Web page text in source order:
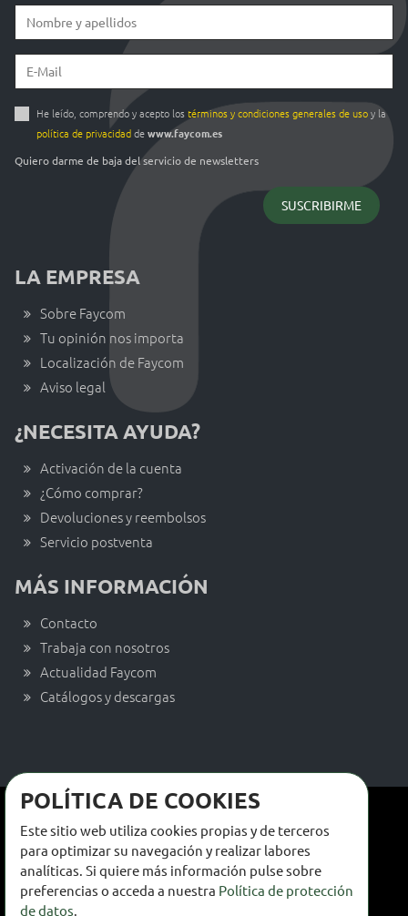
He leído, comprendo y acepto los términos y condiciones generales de usoy la
política de privacidaddewww.faycom.es
Quiero darme de baja del servicio de newsletters
LA EMPRESA
Sobre Faycom
Tu opinión nos importa
Localización de Faycom
Aviso legal
¿NECESITA AYUDA?
Activación de la cuenta
¿Cómo comprar?
Devoluciones y reembolsos
Servicio postventa
MÁS INFORMACIÓN
Contacto
Trabaja con nosotros
Actualidad Faycom
Catálogos y descargas
Términos y condiciones de uso
Política de privacidad
Política de cookies
POLÍTICA DE COOKIES
Este sitio web utiliza cookies propias y de terceros
para optimizar su navegación y realizar labores
analíticas. Si quiere más información pulse sobre
preferencias o acceda a nuestra Política de protección
de datos.